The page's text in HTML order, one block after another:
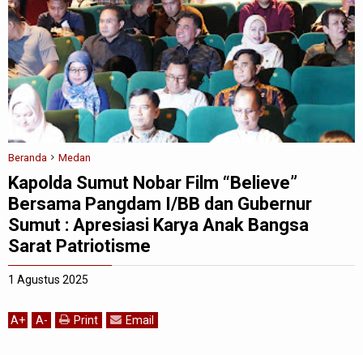
Beranda Medan
Kapolda Sumut Nobar Film “Believe”
Bersama Pangdam I/BB dan Gubernur
Sumut : Apresiasi Karya Anak Bangsa
Sarat Patriotisme
1 Agustus 2025
A+ A- Print Email
EDUKASI
ADVETORIAL
REDAKSI